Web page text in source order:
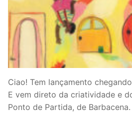
Ciao! Tem lançamento
E vem direto da criatividade e
Ponto de Partida, de